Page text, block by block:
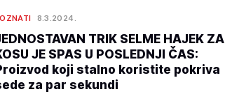
8.3.2024.
TRIK SELME HAJEK ZA
JE SPAS U POSLEDNJI ČAS:
koji stalno koristite pokriva
za par sekundi